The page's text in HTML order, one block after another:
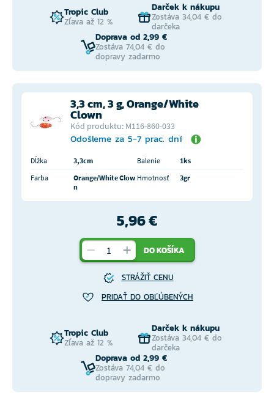
Tropic Club
Zľava až 12 %
Darček k nákupu
Zostáva 34,04 € do
darčeka
Doprava od 2,99 €
Zostáva 74,04 € do
dopravy zadarmo
3,3 cm, 3 g, Orange/White
Clown
Kód produktu: M116-860-033
Odošleme za 5-7 prac. dní
Dĺžka 3,3cm Balenie
1ks
Farba
Orange/White Clow
n
Hmotnosť 3gr
5,96 €
DO KOŠÍKA
STRÁŽIŤ CENU
PRIDAŤ DO OBĽÚBENÝCH
Tropic Club
Zľava až 12 %
Darček k nákupu
Zostáva 34,04 € do
darčeka
Doprava od 2,99 €
Zostáva 74,04 € do
dopravy zadarmo